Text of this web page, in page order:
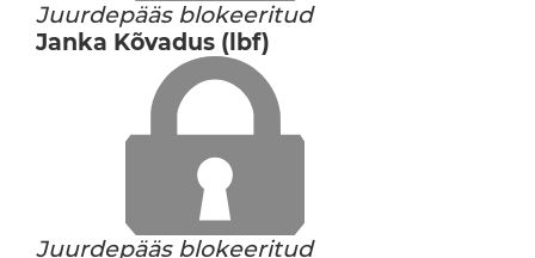
Juurdepääs blokeeritud
Janka Kõvadus (lbf)
Juurdepääs blokeeritud